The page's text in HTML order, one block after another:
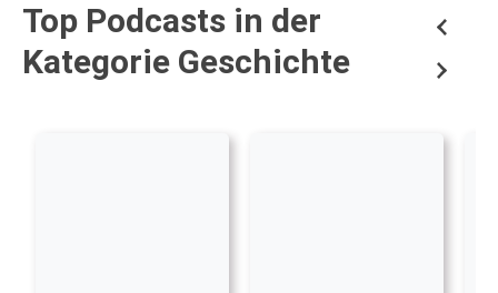
Top Podcasts in der
Kategorie Geschichte